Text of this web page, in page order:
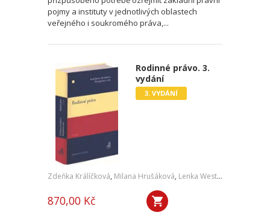
pojmy a instituty v jednotlivých oblastech
veřejného i soukromého práva,...
Rodinné právo. 3.
vydání
3. VYDÁNÍ
Zdeňka Králíčková, Milana Hrušáková, Lenka Westphalová
870,00 Kč